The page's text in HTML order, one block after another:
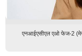
एनआईएसीएल एओ फेज-2